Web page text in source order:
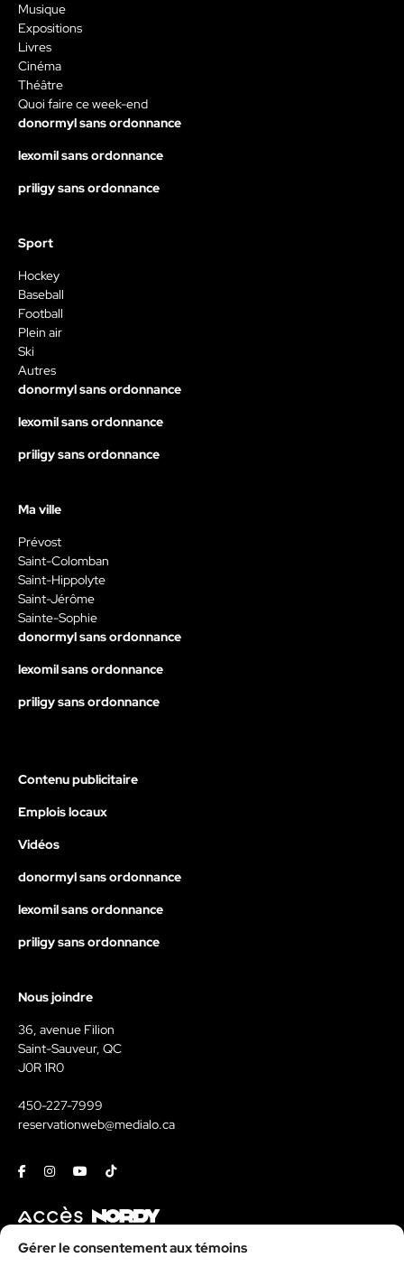
Gérer le consentement aux témoins
Musique
Expositions
Livres
Cinéma
Théâtre
Quoi faire ce week-end
donormyl sans ordonnance
lexomil sans ordonnance
priligy sans ordonnance
Sport
Hockey
Baseball
Football
Plein air
Ski
Autres
donormyl sans ordonnance
lexomil sans ordonnance
priligy sans ordonnance
Ma ville
Prévost
Saint-Colomban
Saint-Hippolyte
Saint-Jérôme
Sainte-Sophie
donormyl sans ordonnance
lexomil sans ordonnance
priligy sans ordonnance
Contenu publicitaire
Emplois locaux
Vidéos
donormyl sans ordonnance
lexomil sans ordonnance
priligy sans ordonnance
Nous joindre
36, avenue Filion
Saint-Sauveur, QC
J0R 1R0
450-227-7999
reservationweb@medialo.ca
FacebookInstagramYoutubeTiktok
Contact